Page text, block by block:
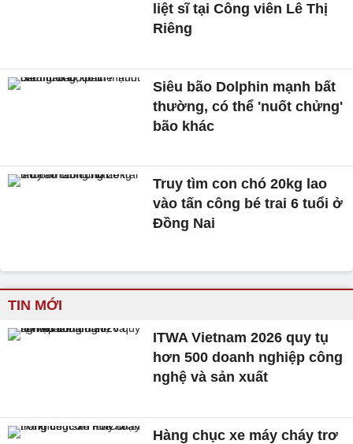
liệt sĩ tại Công viên Lê Thị
Riêng
Siêu bão Dolphin mạnh bất
thường, có thể 'nuốt chửng'
bão khác
Truy tìm con chó 20kg lao
vào tấn công bé trai 6 tuổi ở
Đồng Nai
TIN MỚI
ITWA Vietnam 2026 quy tụ
hơn 500 doanh nghiệp công
nghệ và sản xuất
Hàng chục xe máy cháy trơ